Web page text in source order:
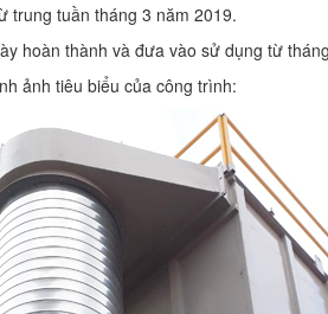
sạch Dự án Phòng sạch dược
phẩm và mỹ phẩm Lavitec
trung tuần tháng 3 năm 2019.
hoàn thành và đưa vào sử dụng từ
ảnh tiêu biểu của công trình: